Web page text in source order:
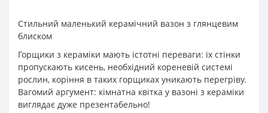
Стильний маленький керамічний вазон з глянцевим
блиском
Горщики з кераміки мають істотні переваги: ​​їх стінки
пропускають кисень, необхідний кореневій системі
рослин, коріння в таких горщиках уникають перегріву.
Вагомий аргумент: кімнатна квітка у вазоні з кераміки
виглядає дуже презентабельно!